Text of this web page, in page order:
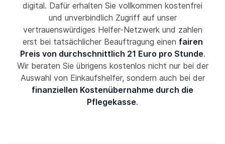
digital. Dafür erhalten Sie vollkommen kostenfrei
und unverbindlich Zugriff auf unser
vertrauenswürdiges Helfer-Netzwerk und zahlen
erst bei tatsächlicher Beauftragung einen fairen
Preis von durchschnittlich 21 Euro pro Stunde.
Wir beraten Sie übrigens kostenlos nicht nur bei der
Auswahl von Einkaufshelfer, sondern auch bei der
finanziellen Kostenübernahme durch die
Pflegekasse.